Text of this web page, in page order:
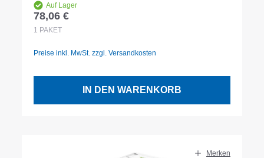
Auf Lager
Regulärer Preis:
78,06 €
1 PAKET
Preise inkl. MwSt. zzgl. Versandkosten
IN DEN WARENKORB
Merken